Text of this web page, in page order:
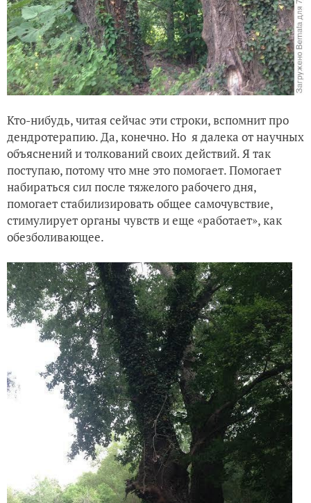
Кто-нибудь, читая сейчас эти строки, вспомнит про
дендротерапию. Да, конечно. Но я далека от научных
объяснений и толкований своих действий. Я так
поступаю, потому что мне это помогает. Помогает
набираться сил после тяжелого рабочего дня,
помогает стабилизировать общее самочувствие,
стимулирует органы чувств и еще «работает», как
обезболивающее.